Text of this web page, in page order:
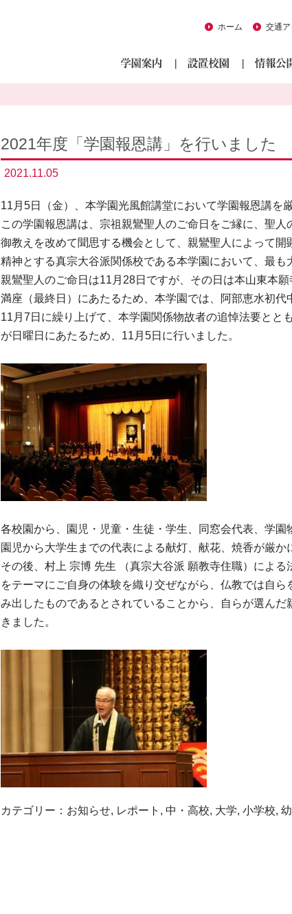
ホーム 交通
2021年度「学園報恩講」を行いました
2021.11.05
11月5日（金）、本学園光風館講堂において学園報恩講を
この学園報恩講は、宗祖親鸞聖人のご命日をご縁に、聖
御教えを改めて聞思する機会として、親鸞聖人によって
精神とする真宗大谷派関係校である本学園において、最も
親鸞聖人のご命日は11月28日ですが、その日は本山東本
満座（最終日）にあたるため、本学園では、阿部恵水初
11月7日に繰り上げて、本学園関係物故者の追悼法要とと
が日曜日にあたるため、11月5日に行いました。
各校園から、園児・児童・生徒・学生、同窓会代表、学
園児から大学生までの代表による献灯、献花、焼香が厳か
その後、村上 宗博 先生 （真宗大谷派 願教寺住職）によ
をテーマにご自身の体験を織り交ぜながら、仏教では自
み出したものであるとされていることから、自らが選ん
きました。
カテゴリー： お知らせ, レポート , 中・高校, 大学, 小学校,